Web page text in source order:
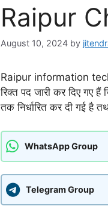
Raipur
August 10, 2024 by
Raipur information
रिक्त पद जारी कर दिए
तक निर्धारित कर दी गई है
WhatsApp Group
Telegram Group